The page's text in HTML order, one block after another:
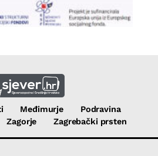
Međimurje
Podravina
Zagorje Zagrebački prsten